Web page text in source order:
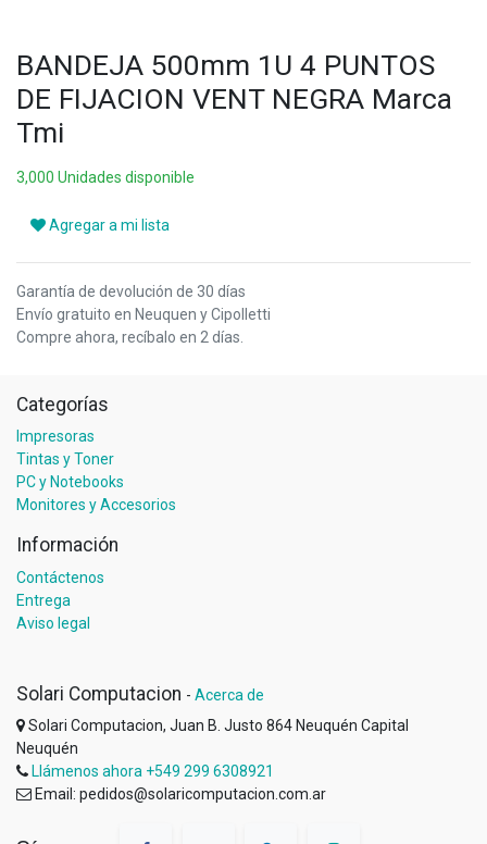
BANDEJA 500mm 1U 4 PUNTOS
DE FIJACION VENT NEGRA Marca
Tmi
3,000 Unidades disponible
Agregar a mi lista
Garantía de devolución de 30 días
Envío gratuito en Neuquen y Cipolletti
Compre ahora, recíbalo en 2 días.
Categorías
Impresoras
Tintas y Toner
PC y Notebooks
Monitores y Accesorios
Información
Contáctenos
Entrega
Aviso legal
Solari Computacion - Acerca de
Solari Computacion, Juan B. Justo 864 Neuquén Capital
Neuquén
Llámenos ahora +549 299 6308921
Email: pedidos@solaricomputacion.com.ar